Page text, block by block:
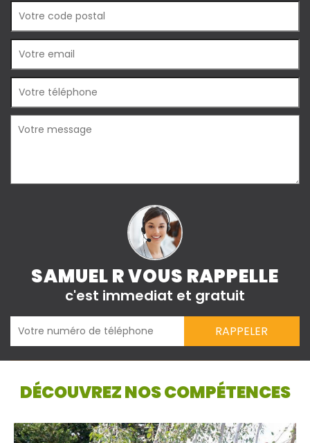
SAMUEL R VOUS RAPPELLE
c'est immediat et gratuit
DÉCOUVREZ NOS COMPÉTENCES